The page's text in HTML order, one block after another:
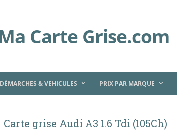
DÉMARCHES & VEHICULES PRIX PAR MARQUE
Carte grise Audi A3 1.6 Tdi (105Ch)